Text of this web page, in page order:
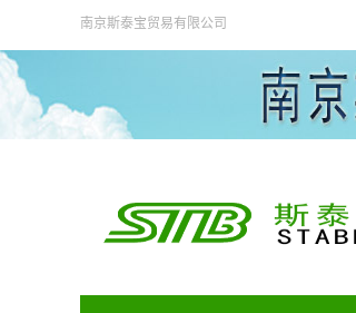
南京斯泰宝贸易有限公司